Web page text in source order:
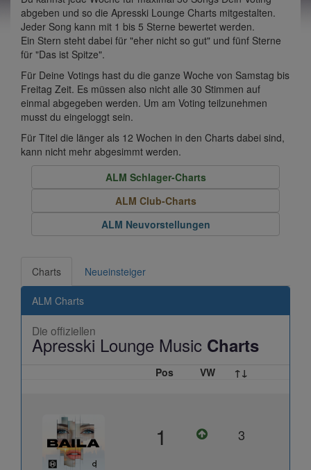
abgeben und so die Apresski Lounge Charts mitgestalten.
Jeder Song kann mit 1 bis 5 Sterne bewertet werden.
Ein Stern steht dabei für "eher nicht so gut" und fünf Sterne
für "Das ist Spitze".
Für Deine Votings hast du die ganze Woche von Samstag bis
Freitag Zeit. Es müssen also nicht alle 30 Stimmen auf
einmal abgegeben werden. Um am Voting teilzunehmen
musst du eingeloggt sein.
Für Titel die länger als 12 Wochen in den Charts dabei sind,
kann nicht mehr abgesimmt werden.
ALM Schlager-Charts
ALM Club-Charts
ALM Neuvorstellungen
Charts Neueinsteiger
ALM Charts
Die offiziellen
Apresski Lounge Music Charts
Pos VW ↑↓
1 3